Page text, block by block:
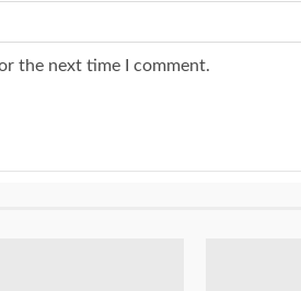
the next time I comment.